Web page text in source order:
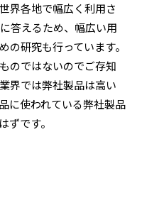
界各地で幅広く利用さ
答えるため、幅広い用
の研究も行っています。
のではないのでご存知
界では弊社製品は高い
に使われている弊社製品
ずです。